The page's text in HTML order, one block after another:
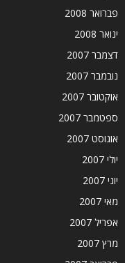
פברואר 2008
ינואר 2008
דצמבר 2007
נובמבר 2007
אוקטובר 2007
ספטמבר 2007
אוגוסט 2007
יולי 2007
יוני 2007
מאי 2007
אפריל 2007
מרץ 2007